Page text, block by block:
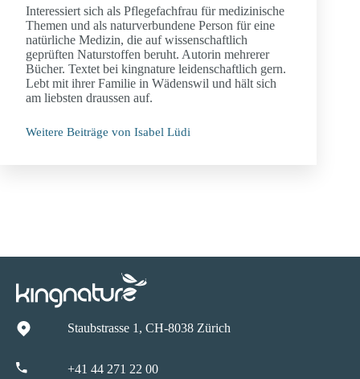
Interessiert sich als Pflegefachfrau für medizinische
Themen und als naturverbundene Person für eine
natürliche Medizin, die auf wissenschaftlich
geprüften Naturstoffen beruht. Autorin mehrerer
Bücher. Textet bei kingnature leidenschaftlich gern.
Lebt mit ihrer Familie in Wädenswil und hält sich
am liebsten draussen auf.
Weitere Beiträge von Isabel Lüdi
Staubstrasse 1, CH-8038 Zürich
+41 44 271 22 00